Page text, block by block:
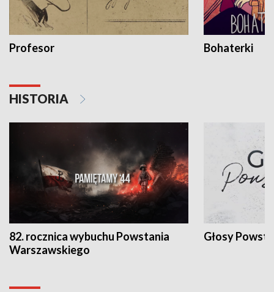
Profesor Bohaterki
HISTORIA
82. rocznica wybuchu Powstania
Warszawskiego
Głosy